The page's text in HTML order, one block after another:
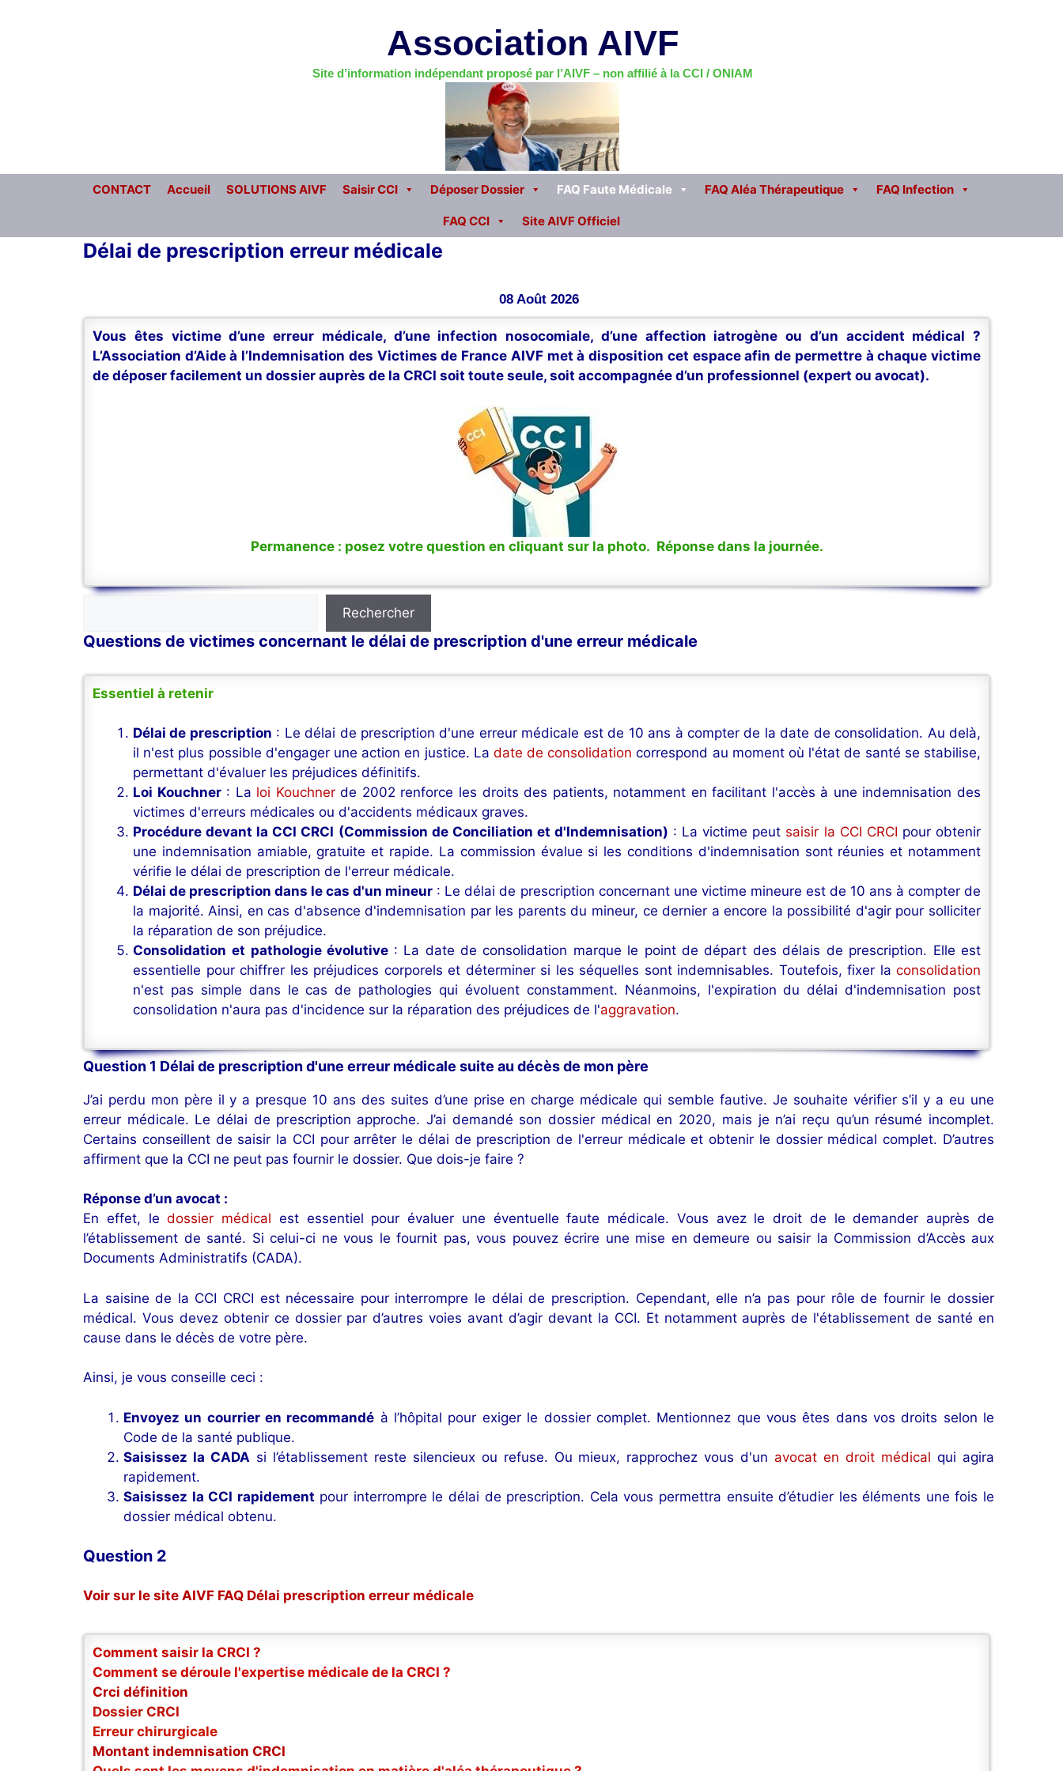
Association AIVF
Site d’information indépendant proposé par l’AIVF – non affilié à la CCI / ONIAM
CONTACT Accueil SOLUTIONS AIVF Saisir CCI Déposer Dossier FAQ Faute Médicale FAQ Aléa Thérapeutique FAQ Infection
FAQ CCI Site AIVF Officiel
Délai de prescription erreur médicale
08 Août 2026
Vous êtes victime d’une erreur médicale, d’une infection nosocomiale, d’une affection iatrogène ou d’un accident médical ?
L’Association d’Aide à l’Indemnisation des Victimes de France AIVF met à disposition cet espace afin de permettre à chaque victime
de déposer facilement un dossier auprès de la CRCI soit toute seule, soit accompagnée d’un professionnel (expert ou avocat).
Permanence : posez votre question en cliquant sur la photo. Réponse dans la journée.
Rechercher
Questions de victimes concernant le délai de prescription d'une erreur médicale
Essentiel à retenir
Délai de prescription : Le délai de prescription d'une erreur médicale est de 10 ans à compter de la date de consolidation. Au delà,
il n'est plus possible d'engager une action en justice. La date de consolidation correspond au moment où l'état de santé se stabilise,
permettant d'évaluer les préjudices définitifs.
Loi Kouchner: La loi Kouchnerde 2002 renforce les droits des patients, notamment en facilitant l'accès à une indemnisation des
victimes d'erreurs médicales ou d'accidents médicaux graves.
Procédure devant la CCI CRCI (Commission de Conciliation et d'Indemnisation) : La victime peut saisir la CCI CRCI pour obtenir
une indemnisation amiable, gratuite et rapide. La commission évalue si les conditions d'indemnisation sont réunies et notamment
vérifie le délai de prescription de l'erreur médicale.
Délai de prescription dans le cas d'un mineur : Le délai de prescription concernant une victime mineure est de 10 ans à compter de
la majorité. Ainsi, en cas d'absence d'indemnisation par les parents du mineur, ce dernier a encore la possibilité d'agir pour solliciter
la réparation de son préjudice.
Consolidation et pathologie évolutive : La date de consolidation marque le point de départ des délais de prescription. Elle est
essentielle pour chiffrer les préjudices corporels et déterminer si les séquelles sont indemnisables. Toutefois, fixer la consolidation
n'est pas simple dans le cas de pathologies qui évoluent constamment. Néanmoins, l'expiration du délai d'indemnisation post
consolidation n'aura pas d'incidence sur la réparation des préjudices de l'aggravation.
Question 1 Délai de prescription d'une erreur médicale suite au décès de mon père
J’ai perdu mon père il y a presque 10 ans des suites d’une prise en charge médicale qui semble fautive. Je souhaite vérifier s’il y a eu une
erreur médicale. Le délai de prescription approche. J’ai demandé son dossier médical en 2020, mais je n’ai reçu qu’un résumé incomplet.
Certains conseillent de saisir la CCI pour arrêter le délai de prescription de l'erreur médicale et obtenir le dossier médical complet. D’autres
affirment que la CCI ne peut pas fournir le dossier. Que dois-je faire ?
Réponse d’un avocat :
En effet, ledossier médical est essentiel pour évaluer une éventuelle faute médicale. Vous avez le droit de le demander auprès de
l’établissement de santé. Si celui-ci ne vous le fournit pas, vous pouvez écrire une mise en demeure ou saisir la Commission d’Accès aux
Documents Administratifs (CADA).
La saisine de la CCI CRCI est nécessaire pour interrompre le délai de prescription. Cependant, elle n’a pas pour rôle de fournir le dossier
médical. Vous devez obtenir ce dossier par d’autres voies avant d’agir devant la CCI. Et notamment auprès de l'établissement de santé en
cause dans le décès de votre père.
Ainsi, je vous conseille ceci :
Envoyez un courrier en recommandé à l’hôpital pour exiger le dossier complet. Mentionnez que vous êtes dans vos droits selon le
Code de la santé publique.
Saisissez la CADA si l’établissement reste silencieux ou refuse. Ou mieux, rapprochez vous d'un avocat en droit médicalqui agira
rapidement.
Saisissez la CCI rapidement pour interrompre le délai de prescription. Cela vous permettra ensuite d’étudier les éléments une fois le
dossier médical obtenu.
Question 2
Voir sur le site AIVF FAQ Délai prescription erreur médicale
Comment saisir la CRCI ?
Comment se déroule l'expertise médicale de la CRCI ?
Crci définition
Dossier CRCI
Erreur chirurgicale
Montant indemnisation CRCI